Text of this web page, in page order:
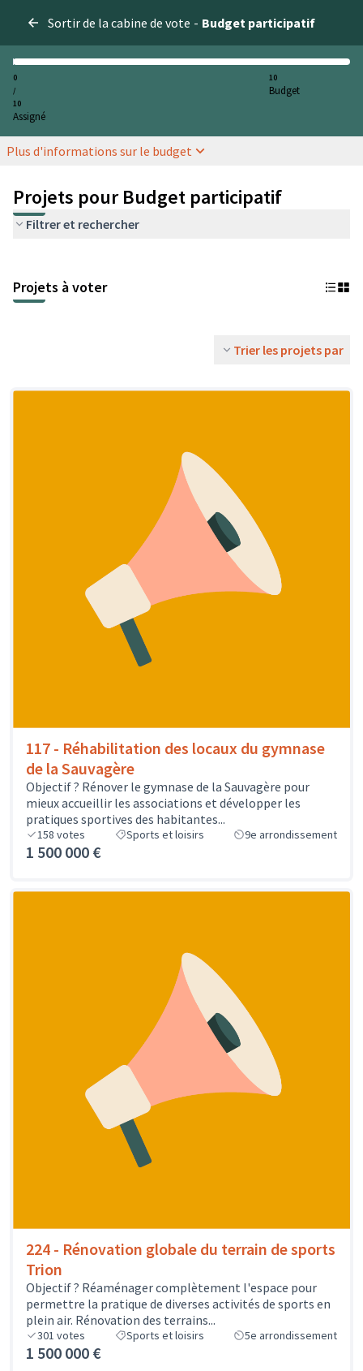
Sortir de la cabine de vote - Budget participatif
0
/
10
Assigné
10
Budget
Plus d'informations sur le budget
Projets pour Budget participatif
Filtrer et rechercher
Projets à voter
Trier les projets par
117 - Réhabilitation des locaux du gymnase
de la Sauvagère
Objectif ? Rénover le gymnase de la Sauvagère pour
mieux accueillir les associations et développer les
pratiques sportives des habitantes...
158 votes Sports et loisirs 9e arrondissement
1 500 000 €
224 - Rénovation globale du terrain de sports
Trion
Objectif ? Réaménager complètement l'espace pour
permettre la pratique de diverses activités de sports en
plein air. Rénovation des terrains...
301 votes Sports et loisirs 5e arrondissement
1 500 000 €